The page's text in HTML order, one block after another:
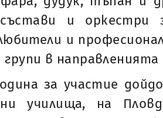
състави и оркестри
и
в
за участие
училища, на